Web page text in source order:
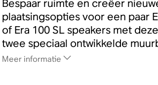
Bespaar ruimte en creëer
plaatsingsopties voor een paar
of Era 100 SL speakers met
twee speciaal ontwikkelde
Meer informatie